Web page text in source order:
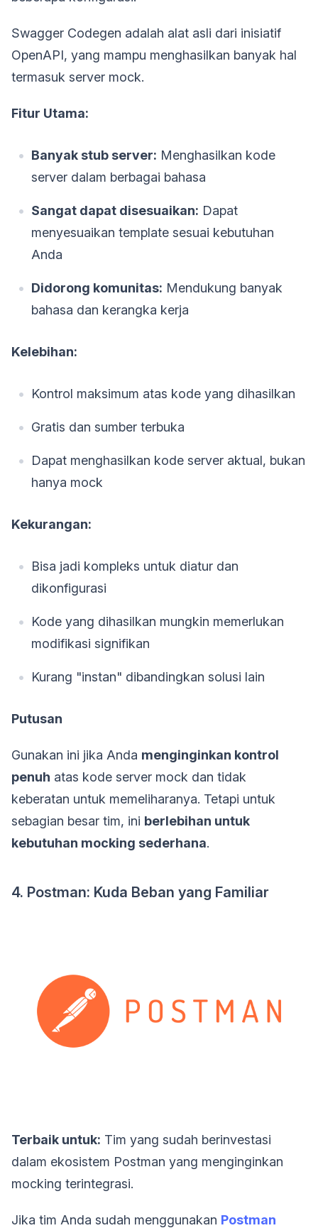
Swagger Codegen adalah alat asli dari inisiatif
OpenAPI, yang mampu menghasilkan banyak hal
termasuk server mock.
Fitur Utama:
Banyak stub server: Menghasilkan kode
server dalam berbagai bahasa
Sangat dapat disesuaikan: Dapat
menyesuaikan template sesuai kebutuhan
Anda
Didorong komunitas: Mendukung banyak
bahasa dan kerangka kerja
Kelebihan:
Kontrol maksimum atas kode yang dihasilkan
Gratis dan sumber terbuka
Dapat menghasilkan kode server aktual, bukan
hanya mock
Kekurangan:
Bisa jadi kompleks untuk diatur dan
dikonfigurasi
Kode yang dihasilkan mungkin memerlukan
modifikasi signifikan
Kurang "instan" dibandingkan solusi lain
Putusan
Gunakan ini jika Anda menginginkan kontrol
penuh atas kode server mock dan tidak
keberatan untuk memeliharanya. Tetapi untuk
sebagian besar tim, ini berlebihan untuk
kebutuhan mocking sederhana.
4. Postman: Kuda Beban yang Familiar
Terbaik untuk: Tim yang sudah berinvestasi
dalam ekosistem Postman yang menginginkan
mocking terintegrasi.
Jika tim Anda sudah menggunakan Postman